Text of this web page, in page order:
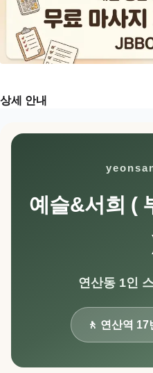
상세 안내
예슬&서희 (
연산동 1인
🚶 연산역